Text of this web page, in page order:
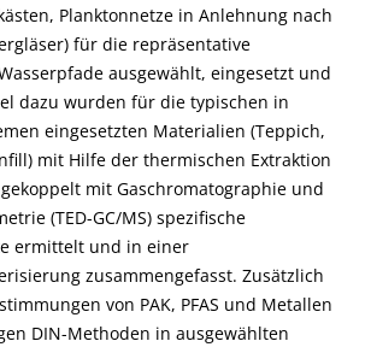
Planktonnetze in Anlehnung nach
für die repräsentative
ausgewählt, eingesetzt und
dazu wurden für die typischen in
eingesetzten Materialien (Teppich,
mit Hilfe der thermischen Extraktion
mit Gaschromatographie und
(TED-GC/MS) spezifische
ermittelt und in einer
zusammengefasst. Zusätzlich
von PAK, PFAS und Metallen
DIN-Methoden in ausgewählten